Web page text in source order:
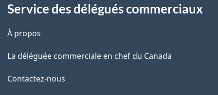
Service des délégués commerciaux
À propos
La déléguée commerciale en chef du Canada
Contactez-nous